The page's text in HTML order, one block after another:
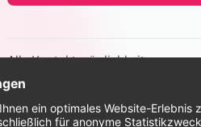
Alle Kontaktmöglichkeiten